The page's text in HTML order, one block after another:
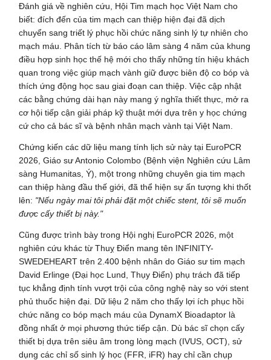
Đánh giá về nghiên cứu, Hội Tim mạch học Việt Nam cho
biết: đích đến của tim mạch can thiệp hiện đại đã dịch
chuyển sang triết lý phục hồi chức năng sinh lý tự nhiên cho
mạch máu. Phân tích từ báo cáo lâm sàng 4 năm của khung
điều hợp sinh học thế hệ mới cho thấy những tín hiệu khách
quan trong việc giúp mạch vành giữ được biên độ co bóp và
thích ứng động học sau giai đoạn can thiệp. Việc cập nhật
các bằng chứng dài hạn này mang ý nghĩa thiết thực, mở ra
cơ hội tiếp cận giải pháp kỹ thuật mới dựa trên y học chứng
cứ cho cả bác sĩ và bệnh nhân mạch vành tại Việt Nam.
Chứng kiến các dữ liệu mang tính lịch sử này tại EuroPCR
2026, Giáo sư Antonio Colombo (Bệnh viện Nghiên cứu Lâm
sàng Humanitas, Ý), một trong những chuyên gia tim mạch
can thiệp hàng đầu thế giới, đã thể hiện sự ấn tượng khi thốt
lên: "Nếu ngày mai tôi phải đặt một chiếc stent, tôi sẽ muốn
được cấy thiết bị này."
Cũng được trình bày trong Hội nghị EuroPCR 2026, một
nghiên cứu khác từ Thuỵ Điển mang tên INFINITY-
SWEDEHEART trên 2.400 bệnh nhân do Giáo sư tim mạch
David Erlinge (Đại học Lund, Thụy Điển) phụ trách đã tiếp
tục khẳng định tính vượt trội của công nghệ này so với stent
phủ thuốc hiện đại. Dữ liệu 2 năm cho thấy lợi ích phục hồi
chức năng co bóp mạch máu của DynamX Bioadaptor là
đồng nhất ở mọi phương thức tiếp cận. Dù bác sĩ chọn cấy
thiết bị dựa trên siêu âm trong lòng mạch (IVUS, OCT), sử
dụng các chỉ số sinh lý học (FFR, iFR) hay chỉ cần chụp